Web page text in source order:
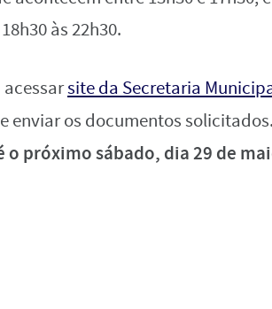
às 22h30.
acessarsite da Secretaria
enviar os documentos solicitados.
o próximo sábado, dia 29 de